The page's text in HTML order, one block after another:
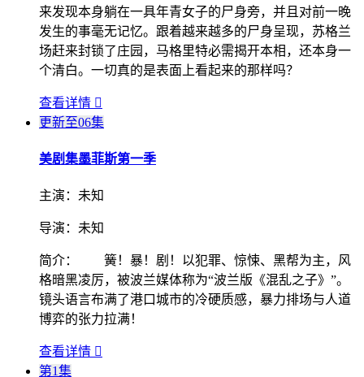
来发现本身躺在一具年青女子的尸身旁，并且对前一晚
发生的事毫无记忆。跟着越来越多的尸身呈现，苏格兰
场赶来封锁了庄园，马格里特必需揭开本相，还本身一
个清白。一切真的是表面上看起来的那样吗？
查看详情 
更新至06集
美剧集墨菲斯第一季
主演： 未知
导演： 未知
简介：
簧！暴！剧！以犯罪、惊悚、黑帮为主，风
格暗黑凌厉，被波兰媒体称为“波兰版《混乱之子》”。
镜头语言布满了港口城市的冷硬质感，暴力排场与人道
博弈的张力拉满！
查看详情 
第1集